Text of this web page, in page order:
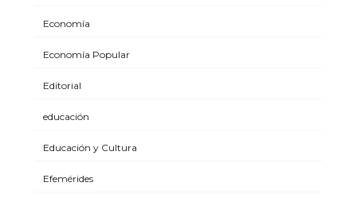
Economía
Economía Popular
Editorial
educación
Educación y Cultura
Efemérides